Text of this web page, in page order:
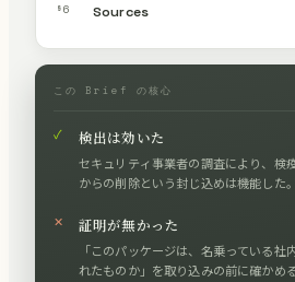
§6 Sources
この Brief の核心
✓ 検出は効いた
セキュリティ事業者の調査により、検
からの削除という封じ込めは機能した。
✕ 証明が無かった
「このパッケージは、名乗っている社
れたものか」を取り込みの前に確かめ